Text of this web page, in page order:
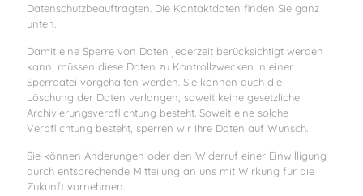
Datenschutzbeauftragten. Die Kontaktdaten finden Sie ganz
unten.
Damit eine Sperre von Daten jederzeit berücksichtigt werden
kann, müssen diese Daten zu Kontrollzwecken in einer
Sperrdatei vorgehalten werden. Sie können auch die
Löschung der Daten verlangen, soweit keine gesetzliche
Archivierungsverpflichtung besteht. Soweit eine solche
Verpflichtung besteht, sperren wir Ihre Daten auf Wunsch.
Sie können Änderungen oder den Widerruf einer Einwilligung
durch entsprechende Mitteilung an uns mit Wirkung für die
Zukunft vornehmen.